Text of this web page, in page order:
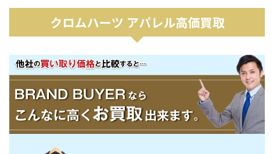
クロムハーツ アパレル高価買取